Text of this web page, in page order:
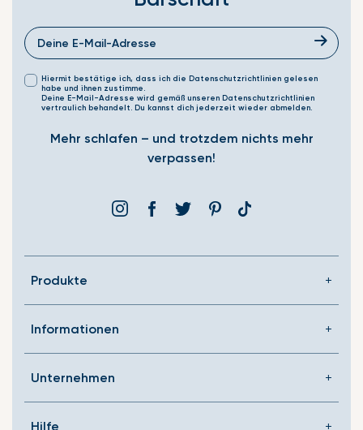
Hiermit bestätige ich, dass ich die Datenschutzrichtlinien gelesen
habe und ihnen zustimme.
Deine E-Mail-Adresse wird gemäß unseren Datenschutzrichtlinien
vertraulich behandelt. Du kannst dich jederzeit wieder abmelden.
Mehr schlafen – und trotzdem nichts mehr
verpassen!
InstagramFacebookÞjórsárdenPinterestTranslation
Produkte
Informationen
Unternehmen
Hilfe